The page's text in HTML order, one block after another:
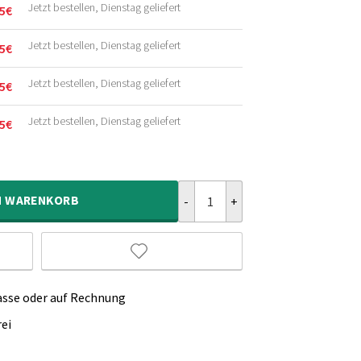
€ Jetzt bestellen, Dienstag geliefert
€ Jetzt bestellen, Dienstag geliefert
€ Jetzt bestellen, Dienstag geliefert
€ Jetzt bestellen, Dienstag geliefert
WARENKORB
oder auf Rechnung